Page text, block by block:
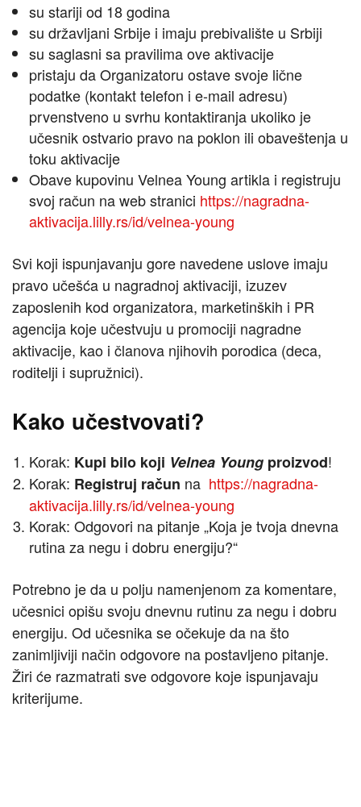
su stariji od 18 godina
su državljani Srbije i imaju prebivalište u Srbiji
su saglasni sa pravilima ove aktivacije
pristaju da Organizatoru ostave svoje lične
podatke (kontakt telefon i e-mail adresu)
prvenstveno u svrhu kontaktiranja ukoliko je
učesnik ostvario pravo na poklon ili obaveštenja u
toku aktivacije
Obave kupovinu Velnea Young artikla i registruju
svoj račun na web stranici https://nagradna-
aktivacija.lilly.rs/id/velnea-young
Svi koji ispunjavanju gore navedene uslove imaju
pravo učešća u nagradnoj aktivaciji, izuzev
zaposlenih kod organizatora, marketinških i PR
agencija koje učestvuju u promociji nagradne
aktivacije, kao i članova njihovih porodica (deca,
roditelji i supružnici).
Kako učestvovati?
Korak: Kupi bilo koji Velnea Young proizvod!
Korak: Registruj račun na https://nagradna-
aktivacija.lilly.rs/id/velnea-young
Korak: Odgovori na pitanje „Koja je tvoja dnevna
rutina za negu i dobru energiju?“
Potrebno je da u polju namenjenom za komentare,
učesnici opišu svoju dnevnu rutinu za negu i dobru
energiju. Od učesnika se očekuje da na što
zanimljiviji način odgovore na postavljeno pitanje.
Žiri će razmatrati sve odgovore koje ispunjavaju
kriterijume.